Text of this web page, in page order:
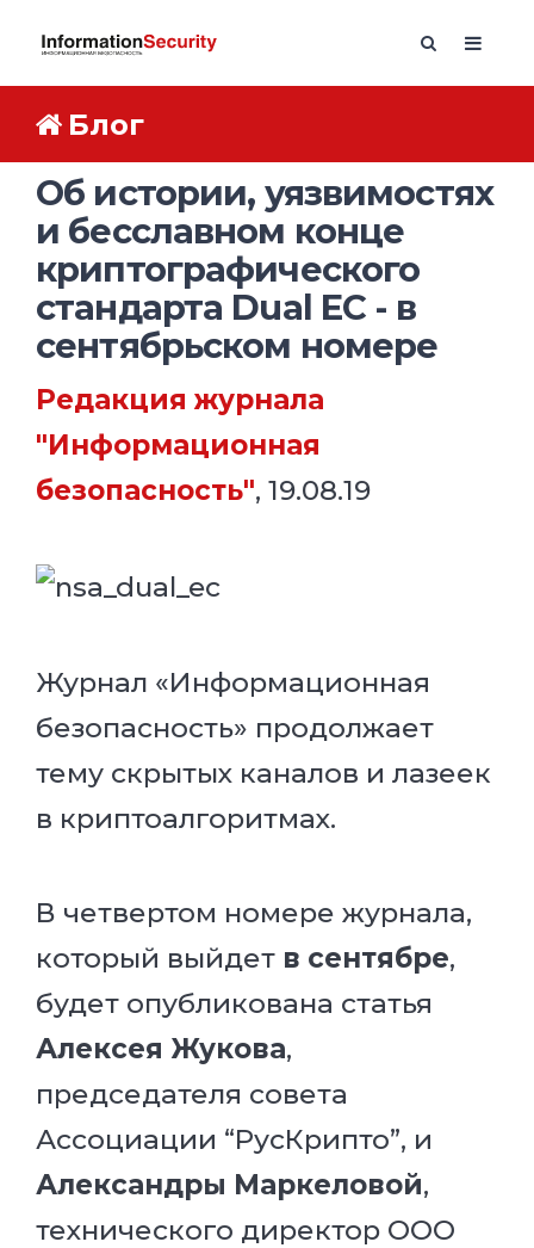
Блог
Об истории, уязвимостях
и бесславном конце
криптографического
стандарта Dual EC - в
сентябрьском номере
Редакция журнала
"Информационная
безопасность", 19.08.19
Журнал «Информационная
безопасность» продолжает
тему скрытых каналов и лазеек
в криптоалгоритмах.
В четвертом номере журнала,
который выйдет в сентябре,
будет опубликована статья
Алексея Жукова,
председателя совета
Ассоциации “РусКрипто”, и
Александры Маркеловой,
технического директор ООО